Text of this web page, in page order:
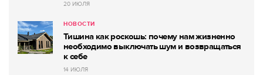
20 ИЮЛЯ
НОВОСТИ
Тишина как роскошь: почему нам жизненно
необходимо выключать шум и возвращаться
к себе
14 ИЮЛЯ